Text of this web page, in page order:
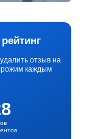
отзыв на
каждым